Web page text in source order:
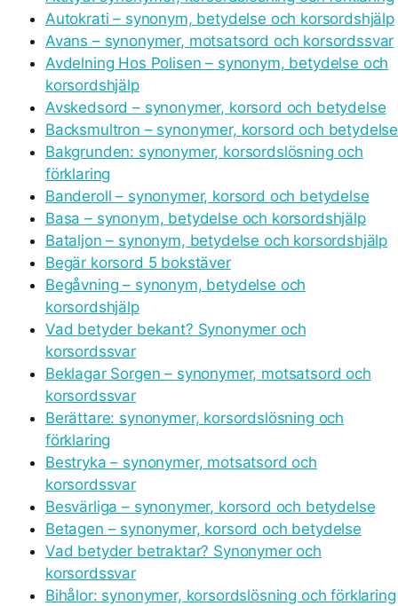
Autokrati – synonym, betydelse och korsordshjälp
Avans – synonymer, motsatsord och korsordssvar
Avdelning Hos Polisen – synonym, betydelse och
korsordshjälp
Avskedsord – synonymer, korsord och betydelse
Backsmultron – synonymer, korsord och betydelse
Bakgrunden: synonymer, korsordslösning och
förklaring
Banderoll – synonymer, korsord och betydelse
Basa – synonym, betydelse och korsordshjälp
Bataljon – synonym, betydelse och korsordshjälp
Begär korsord 5 bokstäver
Begåvning – synonym, betydelse och
korsordshjälp
Vad betyder bekant? Synonymer och
korsordssvar
Beklagar Sorgen – synonymer, motsatsord och
korsordssvar
Berättare: synonymer, korsordslösning och
förklaring
Bestryka – synonymer, motsatsord och
korsordssvar
Besvärliga – synonymer, korsord och betydelse
Betagen – synonymer, korsord och betydelse
Vad betyder betraktar? Synonymer och
korsordssvar
Bihålor: synonymer, korsordslösning och förklaring